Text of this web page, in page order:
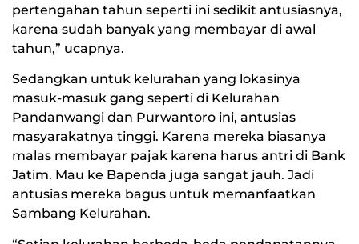
pertengahan tahun seperti ini sedikit antusiasnya,
karena sudah banyak yang membayar di awal
tahun,” ucapnya.
Sedangkan untuk kelurahan yang lokasinya
masuk-masuk gang seperti di Kelurahan
Pandanwangi dan Purwantoro ini, antusias
masyarakatnya tinggi. Karena mereka biasanya
malas membayar pajak karena harus antri di Bank
Jatim. Mau ke Bapenda juga sangat jauh. Jadi
antusias mereka bagus untuk memanfaatkan
Sambang Kelurahan.